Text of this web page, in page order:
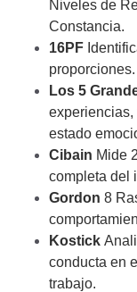
Niveles de
Constancia.
16PF
proporciones.
Los 5
experiencias,
estado
Cibain Mide
completa del
Gordon 8
Kostick
conducta en
trabajo.